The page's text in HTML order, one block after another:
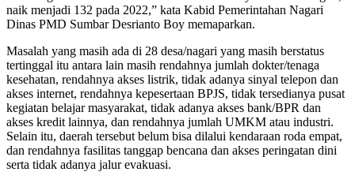
naik menjadi 132 pada 2022,” kata Kabid Pemerintahan Nagari
Dinas PMD Sumbar Desrianto Boy memaparkan.
Masalah yang masih ada di 28 desa/nagari yang masih berstatus
tertinggal itu antara lain masih rendahnya jumlah dokter/tenaga
kesehatan, rendahnya akses listrik, tidak adanya sinyal telepon dan
akses internet, rendahnya kepesertaan BPJS, tidak tersedianya pusat
kegiatan belajar masyarakat, tidak adanya akses bank/BPR dan
akses kredit lainnya, dan rendahnya jumlah UMKM atau industri.
Selain itu, daerah tersebut belum bisa dilalui kendaraan roda empat,
dan rendahnya fasilitas tanggap bencana dan akses peringatan dini
serta tidak adanya jalur evakuasi.